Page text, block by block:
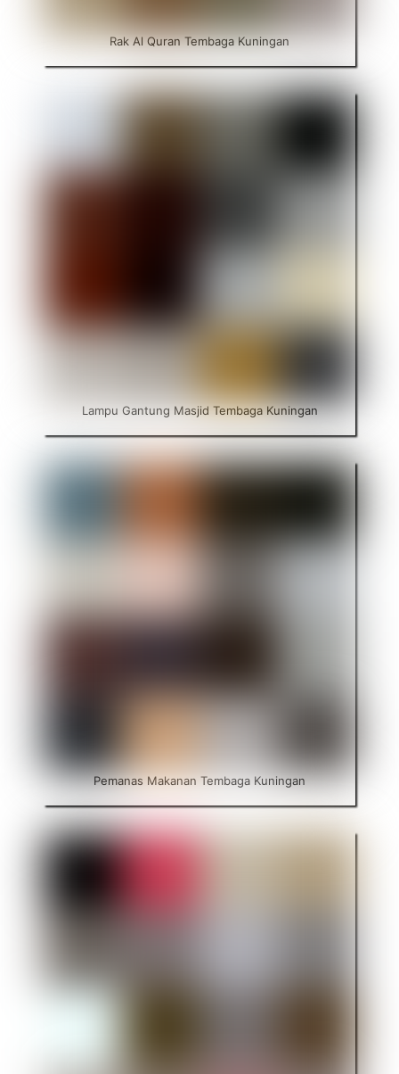
Rak Al Quran Tembaga Kuningan
Lampu Gantung Masjid Tembaga Kuningan
Pemanas Makanan Tembaga Kuningan